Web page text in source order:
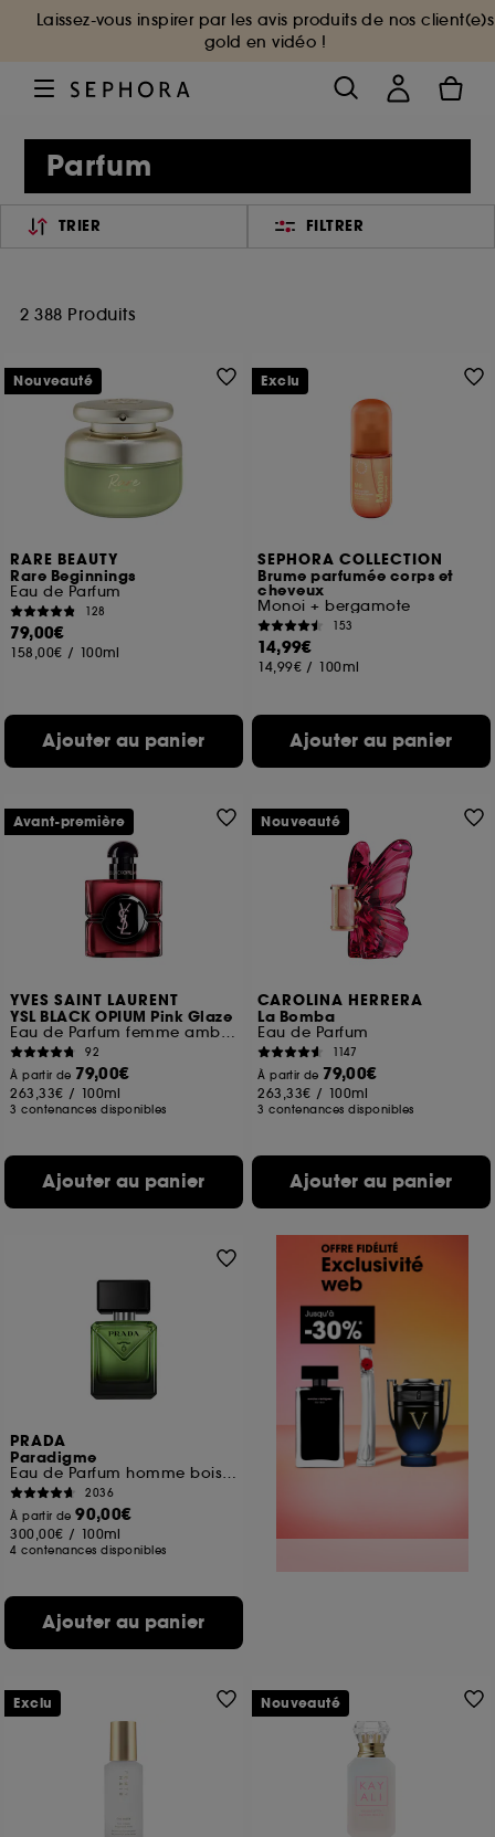
Laissez-vous inspirer par les avis produits de nos client(e)s
gold en vidéo !
Parfum
TRIER FILTRER
2 388 Produits
RARE BEAUTY
Rare Beginnings
Eau de Parfum
128
79,00€
158,00€ / 100ml
Ajouter au panier
Nouveauté
SEPHORA COLLECTION
Brume parfumée corps et
cheveux
Monoi + bergamote
153
14,99€
14,99€ / 100ml
Ajouter au panier
Exclu
YVES SAINT LAURENT
YSL BLACK OPIUM Pink Glaze
Eau de Parfum femme ambrée florale & note de fraise
92
À partir de 79,00€
263,33€ / 100ml
3 contenances disponibles
Ajouter au panier
Avant-première
CAROLINA HERRERA
La Bomba
Eau de Parfum
1147
À partir de 79,00€
263,33€ / 100ml
3 contenances disponibles
Ajouter au panier
Nouveauté
PRADA
Paradigme
Eau de Parfum homme boisée ambrée rechargeable
2036
À partir de90,00€
300,00€ / 100ml
4 contenances disponibles
Ajouter au panier
Exclu Nouveauté